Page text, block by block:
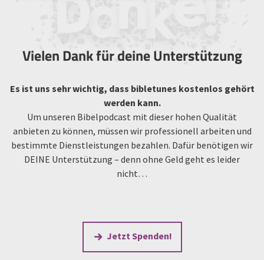
Vielen Dank für deine Unterstützung
Es ist uns sehr wichtig, dass bibletunes kostenlos gehört
werden kann.
Um unseren Bibelpodcast mit dieser hohen Qualität
anbieten zu können, müssen wir professionell arbeiten und
bestimmte Dienstleistungen bezahlen. Dafür benötigen wir
DEINE Unterstützung – denn ohne Geld geht es leider
nicht…
Jetzt Spenden!